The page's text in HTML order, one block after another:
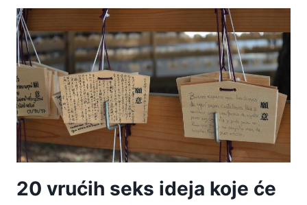
ČINITE
MAKING
LOVE
ILI
IMATE
SEX?
20 vrućih seks ideja koje će